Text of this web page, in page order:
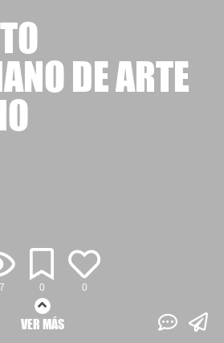
0 0
DE ARTE
VER MÁS